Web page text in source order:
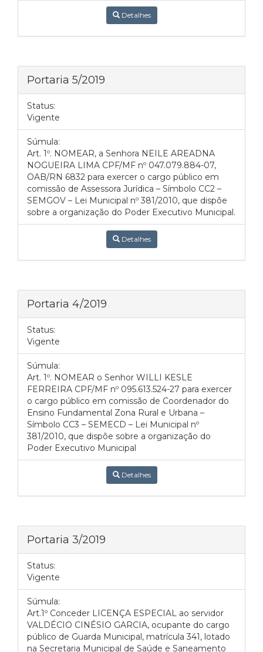
Detalhes
Portaria 5/2019
Status:
Vigente
Súmula:
Art. 1º. NOMEAR, a Senhora NEILE AREADNA
NOGUEIRA LIMA CPF/MF nº 047.079.884-07,
OAB/RN 6832 para exercer o cargo público em
comissão de Assessora Jurídica – Símbolo CC2 –
SEMGOV – Lei Municipal nº 381/2010, que dispõe
sobre a organização do Poder Executivo Municipal.
Detalhes
Portaria 4/2019
Status:
Vigente
Súmula:
Art. 1º. NOMEAR o Senhor WILLI KESLE
FERREIRA CPF/MF nº 095.613.524-27 para exercer
o cargo público em comissão de Coordenador do
Ensino Fundamental Zona Rural e Urbana –
Símbolo CC3 – SEMECD – Lei Municipal nº
381/2010, que dispõe sobre a organização do
Poder Executivo Municipal
Detalhes
Portaria 3/2019
Status:
Vigente
Súmula:
Art.1º Conceder LICENÇA ESPECIAL ao servidor
VALDÉCIO CINÉSIO GARCIA, ocupante do cargo
público de Guarda Municipal, matrícula 341, lotado
na Secretaria Municipal de Saúde e Saneamento